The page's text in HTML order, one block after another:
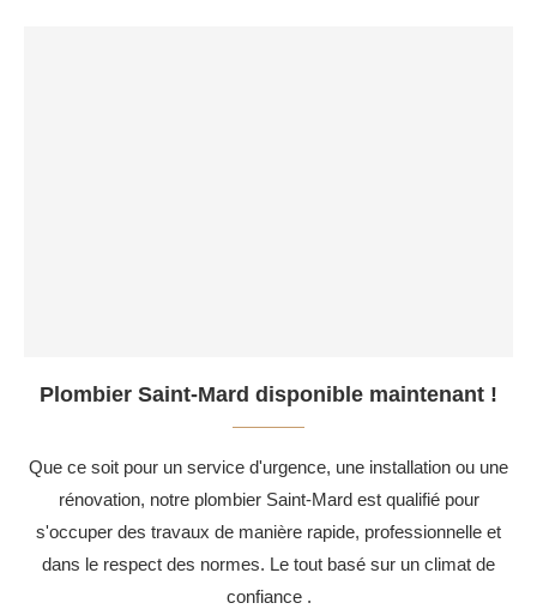
Plombier Saint-Mard disponible maintenant !
Que ce soit pour un service d'urgence, une installation ou une
rénovation, notre plombier Saint-Mard est qualifié pour
s'occuper des travaux de manière rapide, professionnelle et
dans le respect des normes. Le tout basé sur un climat de
confiance .